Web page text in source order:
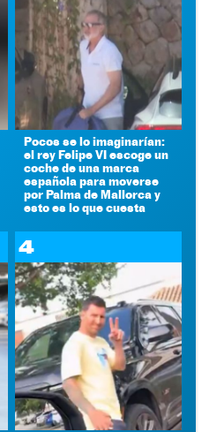
Pocos se lo imaginarían:
el rey Felipe VI escoge un
coche de una marca
española para moverse
por Palma de Mallorca y
esto es lo que cuesta
4